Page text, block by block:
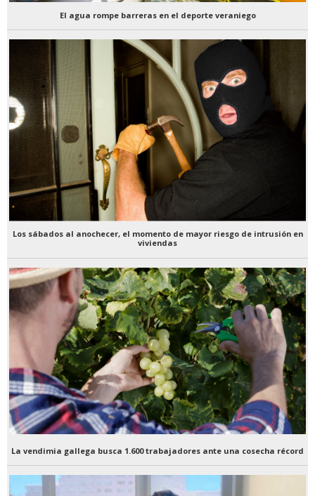
El agua rompe barreras en el deporte veraniego
Los sábados al anochecer, el momento de mayor riesgo de intrusión en
viviendas
La vendimia gallega busca 1.600 trabajadores ante una cosecha récord